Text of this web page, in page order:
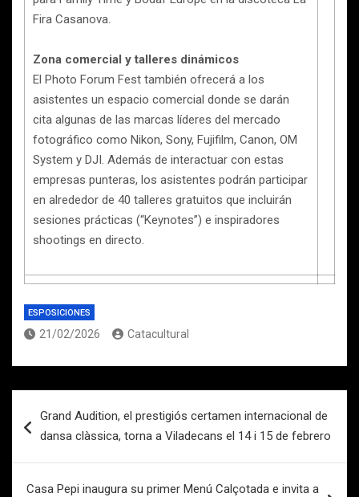
Fira Casanova.
Zona comercial y talleres dinámicos
El Photo Forum Fest también ofrecerá a los
asistentes un espacio comercial donde se darán
cita algunas de las marcas líderes del mercado
fotográfico como Nikon, Sony, Fujifilm, Canon, OM
System y DJI. Además de interactuar con estas
empresas punteras, los asistentes podrán participar
en alrededor de 40 talleres gratuitos que incluirán
sesiones prácticas (“Keynotes”) e inspiradores
shootings en directo.
ESPOSICIONES
21/02/2026 Catacultural
de
Grand Audition, el prestigiós certamen internacional de
dansa clàssica, torna a Viladecans el 14 i 15 de febrero
Casa Pepi inaugura su primer Menú Calçotada e invita a